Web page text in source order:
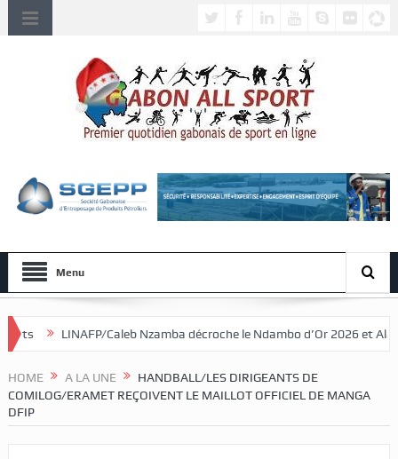
Menu
Caleb Nzamba décroche le Ndambo d’Or 2026 et Alain Djissikadié
HOME A LA UNE
HANDBALL/LES DIRIGEANTS DE
COMILOG/ERAMET REÇOIVENT LE MAILLOT OFFICIEL DE MANGA
DFIP